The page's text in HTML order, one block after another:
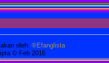
oleh: ®Efanglista
© Feb 2016